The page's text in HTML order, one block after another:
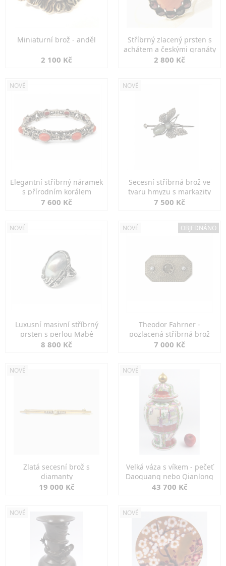
Miniaturní brož - anděl
2 100 Kč
Stříbrný zlacený prsten s
achátem a českými granáty
2 800 Kč
NOVÉ
Elegantní stříbrný náramek
s přírodním korálem
7 600 Kč
NOVÉ
Secesní stříbrná brož ve
tvaru hmyzu s markazity
7 500 Kč
NOVÉ
Luxusní masivní stříbrný
prsten s perlou Mabé
8 800 Kč
NOVÉ OBJEDNÁNO
Theodor Fahrner -
pozlacená stříbrná brož
7 000 Kč
NOVÉ
Zlatá secesní brož s
diamanty
19 000 Kč
NOVÉ
Velká váza s víkem - pečeť
Daoguang nebo Qianlong
43 700 Kč
NOVÉ NOVÉ